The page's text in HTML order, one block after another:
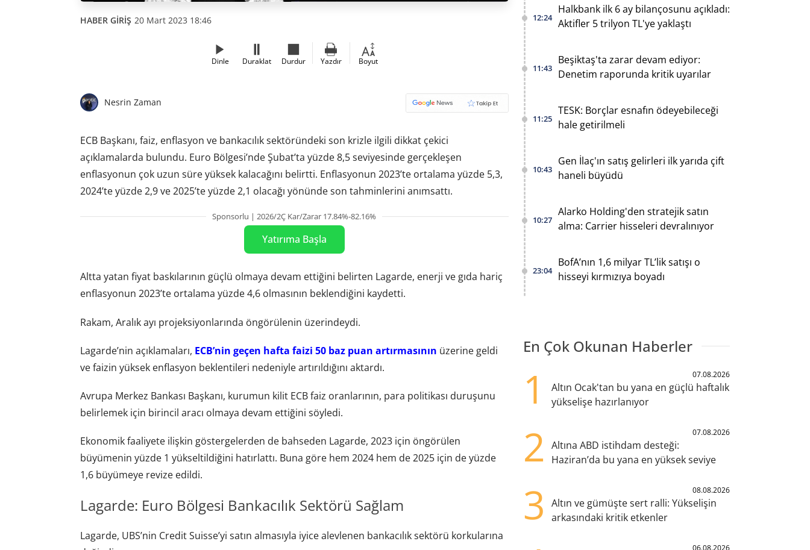
HABER GİRİŞ 20 Mart 2023 18:46
Dinle Duraklat Durdur Yazdır Boyut
Nesrin Zaman
ECB Başkanı, faiz, enflasyon ve bankacılık sektöründeki son krizle ilgili dikkat çekici
açıklamalarda bulundu. Euro Bölgesi’nde Şubat’ta yüzde 8,5 seviyesinde gerçekleşen
enflasyonun çok uzun süre yüksek kalacağını belirtti. Enflasyonun 2023’te ortalama yüzde 5,3,
2024’te yüzde 2,9 ve 2025’te yüzde 2,1 olacağı yönünde son tahminlerini anımsattı.
Sponsorlu | 2026/2Ç Kar/Zarar 17.84%-82.16%
Yatırıma Başla
Altta yatan fiyat baskılarının güçlü olmaya devam ettiğini belirten Lagarde, enerji ve gıda hariç
enflasyonun 2023’te ortalama yüzde 4,6 olmasının beklendiğini kaydetti.
Rakam, Aralık ayı projeksiyonlarında öngörülenin üzerindeydi.
Lagarde’nin açıklamaları, ECB’nin geçen hafta faizi 50 baz puan artırmasının üzerine geldi
ve faizin yüksek enflasyon beklentileri nedeniyle artırıldığını aktardı.
Avrupa Merkez Bankası Başkanı, kurumun kilit ECB faiz oranlarının, para politikası duruşunu
belirlemek için birincil aracı olmaya devam ettiğini söyledi.
Ekonomik faaliyete ilişkin göstergelerden de bahseden Lagarde, 2023 için öngörülen
büyümenin yüzde 1 yükseltildiğini hatırlattı. Buna göre hem 2024 hem de 2025 için de yüzde
1,6 büyümeye revize edildi.
Lagarde: Euro Bölgesi Bankacılık Sektörü Sağlam
Lagarde, UBS’nin Credit Suisse’yi satın almasıyla iyice alevlenen bankacılık sektörü korkularına
12:24
Halkbank ilk 6 ay bilançosunu açıkladı:
Aktifler 5 trilyon TL'ye yaklaştı
11:43
Beşiktaş'ta zarar devam ediyor:
Denetim raporunda kritik uyarılar
11:25
TESK: Borçlar esnafın ödeyebileceği
hale getirilmeli
10:43
Gen İlaç'ın satış gelirleri ilk yarıda çift
haneli büyüdü
10:27
Alarko Holding'den stratejik satın
alma: Carrier hisseleri devralınıyor
23:04
BofA’nın 1,6 milyar TL’lik satışı o
hisseyi kırmızıya boyadı
En Çok Okunan Haberler
1 07.08.2026
Altın Ocak'tan bu yana en güçlü haftalık
yükselişe hazırlanıyor
2 07.08.2026
Altına ABD istihdam desteği:
Haziran’da bu yana en yüksek seviye
3 08.08.2026
Altın ve gümüşte sert ralli: Yükselişin
arkasındaki kritik etkenler
06.08.2026